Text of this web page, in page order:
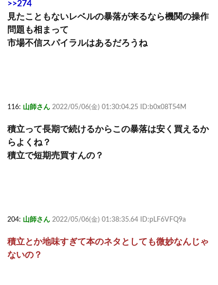
>>274
見たこともないレベルの暴落が来るなら機関の操作
問題も相まって
市場不信スパイラルはあるだろうね
116: 山師さん 2022/05/06(金) 01:30:04.25 ID:b0x08T54M
積立って長期で続けるからこの暴落は安く買えるか
らよくね？
積立で短期売買すんの？
204: 山師さん 2022/05/06(金) 01:38:35.64 ID:pLF6VFQ9a
積立とか地味すぎて本のネタとしても微妙なんじゃ
ないの？